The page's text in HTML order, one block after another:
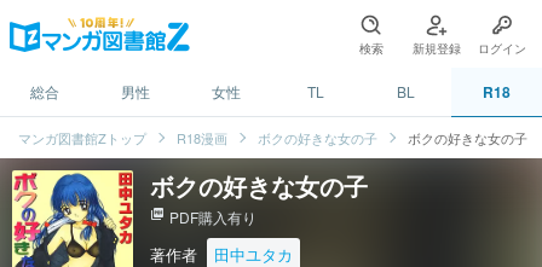
検索 新規登録 ログイン
総合 男性 女性 TL BL R18
マンガ図書館Zトップ R18漫画 ボクの好きな女の子 ボクの好きな女の子
ボクの好きな女の子
picture_as_pdf PDF購入有り
著作者 田中ユタカ